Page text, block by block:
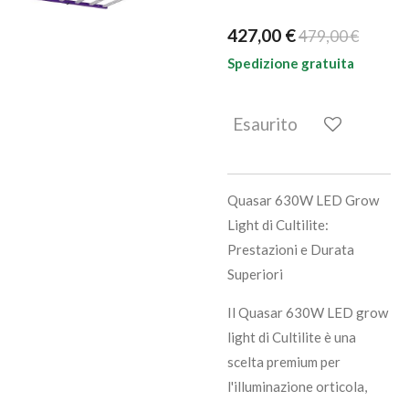
427,00 €479,00 €
Spedizione gratuita
Esaurito
Quasar 630W LED Grow
Light di Cultilite:
Prestazioni e Durata
Superiori
Il Quasar 630W LED grow
light di Cultilite è una
scelta premium per
l'illuminazione orticola,